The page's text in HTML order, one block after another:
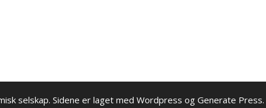
selskap. Sidene er laget med Wordpress og Generate Press.